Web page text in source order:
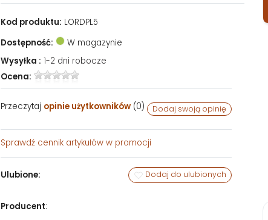
Kod produktu: LORDPL5
Dostępność:
W magazynie
Wysyłka : 1-2 dni robocze
Ocena:
Przeczytaj opinie użytkowników(0) Dodaj swoją opinię
Sprawdź cennik artykułów w promocji
Ulubione: Dodaj do ulubionych
Producent: